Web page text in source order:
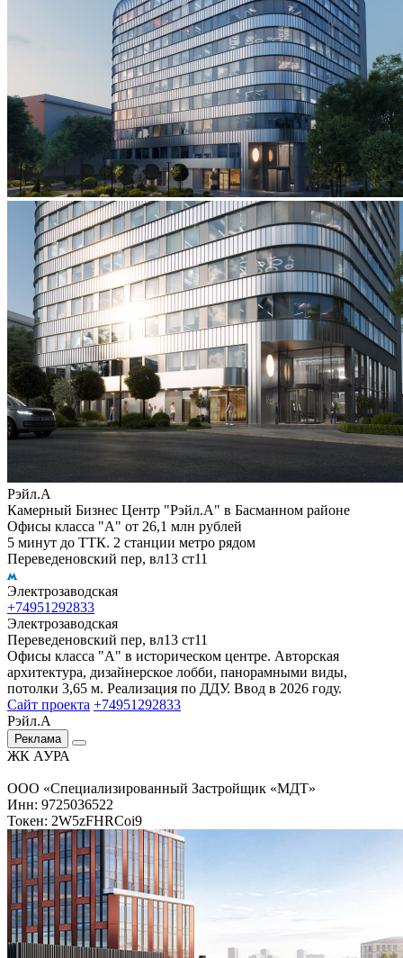
Рэйл.А
Камерный Бизнес Центр "Рэйл.А" в Басманном районе
Офисы класса "А" от 26,1 млн рублей
5 минут до ТТК. 2 станции метро рядом
Переведеновский пер, вл13 ст11
Электрозаводская
+74951292833
Электрозаводская
Переведеновский пер, вл13 ст11
Офисы класса "А" в историческом центре. Авторская
архитектура, дизайнерское лобби, панорамными виды,
потолки 3,65 м. Реализация по ДДУ. Ввод в 2026 году.
Сайт проекта +74951292833
Рэйл.А
Реклама
ЖК АУРА
ООО «Специализированный Застройщик «МДТ»
Инн: 9725036522
Токен: 2W5zFHRCoi9